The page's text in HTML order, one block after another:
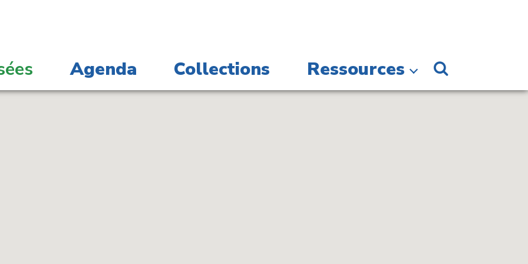
Agenda Collections Ressources